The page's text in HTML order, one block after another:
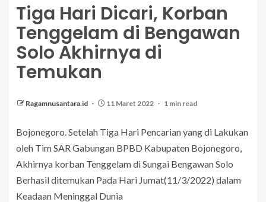
Tiga Hari Dicari, Korban
Tenggelam di Bengawan
Solo Akhirnya di
Temukan
Ragamnusantara.id 11 Maret 2022 1 min read
Bojonegoro. Setelah Tiga Hari Pencarian yang di Lakukan
oleh Tim SAR Gabungan BPBD Kabupaten Bojonegoro,
Akhirnya korban Tenggelam di Sungai Bengawan Solo
Berhasil ditemukan Pada Hari Jumat(11/3/2022) dalam
Keadaan Meninggal Dunia